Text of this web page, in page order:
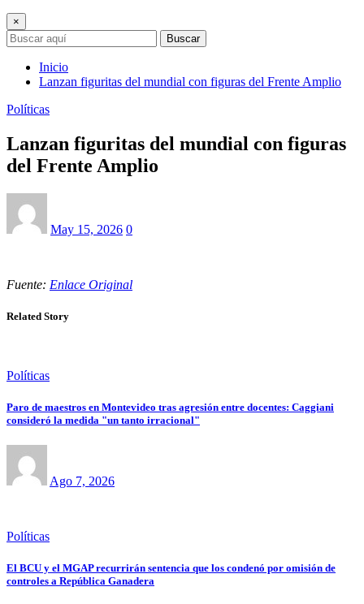
×
Buscar
Inicio
Lanzan figuritas del mundial con figuras del Frente Amplio
Políticas
Lanzan figuritas del mundial con figuras
del Frente Amplio
May 15, 2026 0
Fuente: Enlace Original
Related Story
Políticas
Paro de maestros en Montevideo tras agresión entre docentes: Caggiani
consideró la medida "un tanto irracional"
Ago 7, 2026
Políticas
El BCU y el MGAP recurrirán sentencia que los condenó por omisión de
controles a República Ganadera